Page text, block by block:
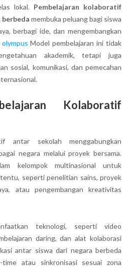
lokal. Pembelajaran kolaboratif
membuka peluang bagi siswa
berbagi ide, dan mengembangkan
Model pembelajaran ini tidak
akademik, tetapi juga
sosial, komunikasi, dan pemecahan
Kolaboratif
antar sekolah menggabungkan
negara melalui proyek bersama.
kelompok multinasional untuk
seperti penelitian sains, proyek
atau pengembangan kreativitas
teknologi, seperti video
daring, dan alat kolaborasi
antar siswa dari negara berbeda
time atau sinkronisasi sesuai zona